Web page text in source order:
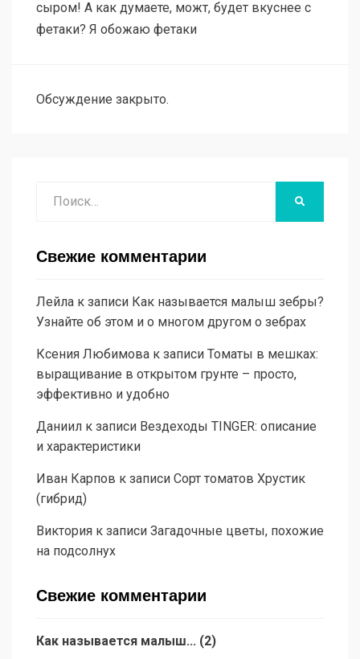
сыром! А как думаете, можт, будет вкуснее с
фетаки? Я обожаю фетаки
Обсуждение закрыто.
Свежие комментарии
Лейла к записи Как называется малыш зебры?
Узнайте об этом и о многом другом о зебрах
Ксения Любимова к записи Томаты в мешках:
выращивание в открытом грунте – просто,
эффективно и удобно
Даниил к записи Вездеходы TINGER: описание
и характеристики
Иван Карпов к записи Сорт томатов Хрустик
(гибрид)
Виктория к записи Загадочные цветы, похожие
на подсолнух
Свежие комментарии
Как называется малыш... (2)